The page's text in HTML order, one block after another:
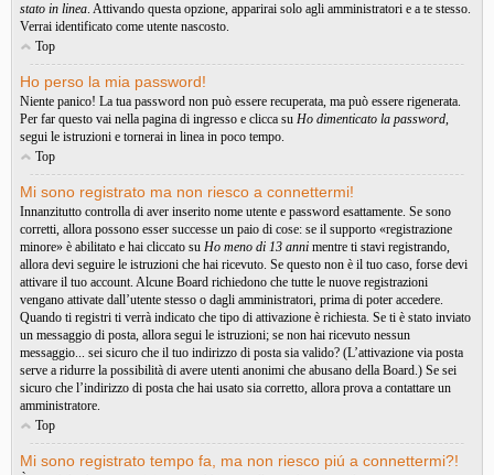
stato in linea. Attivando questa opzione, apparirai solo agli amministratori e a te stesso.
Verrai identificato come utente nascosto.
Top
Ho perso la mia password!
Niente panico! La tua password non può essere recuperata, ma può essere rigenerata.
Per far questo vai nella pagina di ingresso e clicca su Ho dimenticato la password,
segui le istruzioni e tornerai in linea in poco tempo.
Top
Mi sono registrato ma non riesco a connettermi!
Innanzitutto controlla di aver inserito nome utente e password esattamente. Se sono
corretti, allora possono esser successe un paio di cose: se il supporto «registrazione
minore» è abilitato e hai cliccato su Ho meno di 13 anni mentre ti stavi registrando,
allora devi seguire le istruzioni che hai ricevuto. Se questo non è il tuo caso, forse devi
attivare il tuo account. Alcune Board richiedono che tutte le nuove registrazioni
vengano attivate dall’utente stesso o dagli amministratori, prima di poter accedere.
Quando ti registri ti verrà indicato che tipo di attivazione è richiesta. Se ti è stato inviato
un messaggio di posta, allora segui le istruzioni; se non hai ricevuto nessun
messaggio... sei sicuro che il tuo indirizzo di posta sia valido? (L’attivazione via posta
serve a ridurre la possibilità di avere utenti anonimi che abusano della Board.) Se sei
sicuro che l’indirizzo di posta che hai usato sia corretto, allora prova a contattare un
amministratore.
Top
Mi sono registrato tempo fa, ma non riesco piú a connettermi?!